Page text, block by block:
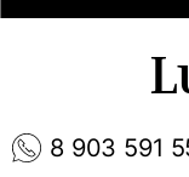
8 903 591